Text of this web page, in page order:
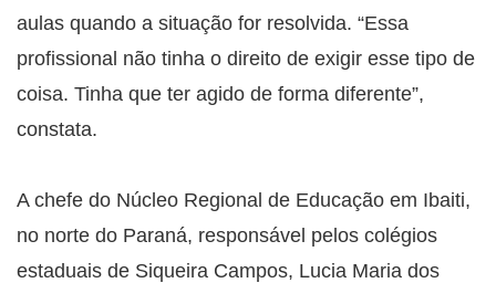
aulas quando a situação for resolvida. “Essa
profissional não tinha o direito de exigir esse tipo de
coisa. Tinha que ter agido de forma diferente”,
constata.
A chefe do Núcleo Regional de Educação em Ibaiti,
no norte do Paraná, responsável pelos colégios
estaduais de Siqueira Campos, Lucia Maria dos